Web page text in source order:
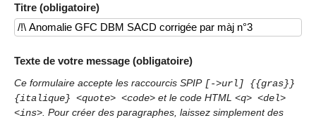
Titre (obligatoire)
Texte de votre message (obligatoire)
Ce formulaire accepte les raccourcis SPIP [->url] {{gras}}
{italique} <quote> <code> et le code HTML <q> <del>
<ins> . Pour créer des paragraphes, laissez simplement des